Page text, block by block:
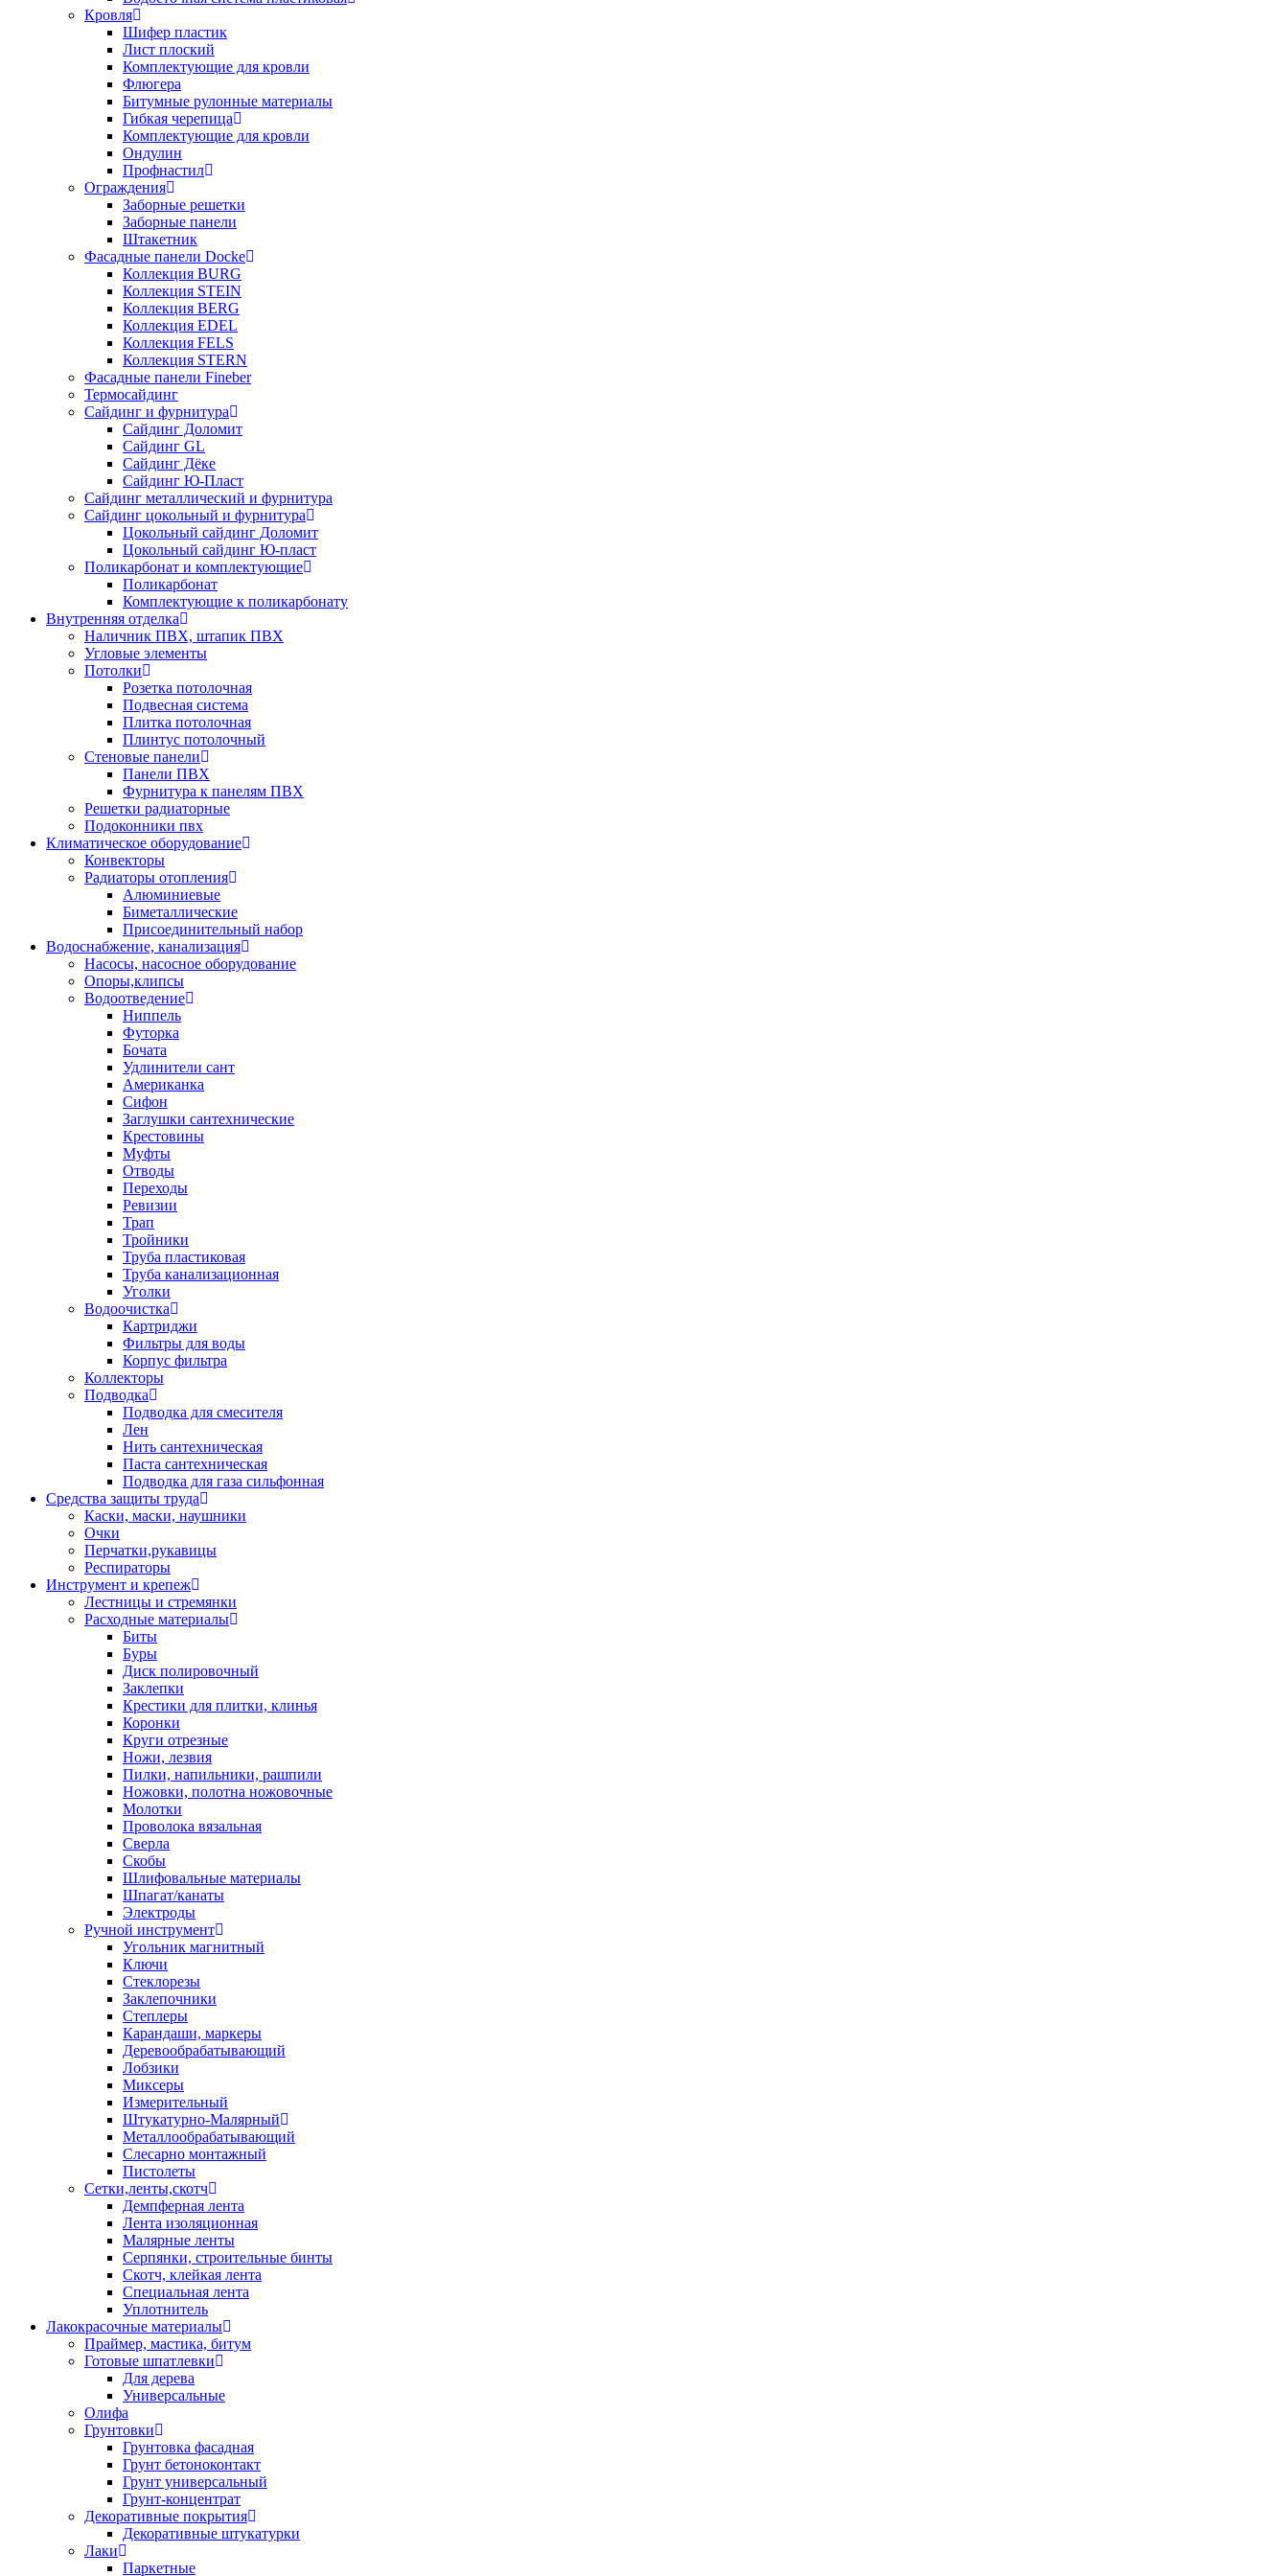
Кровля
Шифер пластик
Лист плоский
Комплектующие для кровли
Флюгера
Битумные рулонные материалы
Гибкая черепица
Комплектующие для кровли
Ондулин
Профнастил
Ограждения
Заборные решетки
Заборные панели
Штакетник
Фасадные панели Docke
Коллекция BURG
Коллекция STEIN
Коллекция BERG
Коллекция EDEL
Коллекция FELS
Коллекция STERN
Фасадные панели Fineber
Термосайдинг
Сайдинг и фурнитура
Сайдинг Доломит
Сайдинг GL
Сайдинг Дёке
Сайдинг Ю-Пласт
Сайдинг металлический и фурнитура
Сайдинг цокольный и фурнитура
Цокольный сайдинг Доломит
Цокольный сайдинг Ю-пласт
Поликарбонат и комплектующие
Поликарбонат
Комплектующие к поликарбонату
Внутренняя отделка
Наличник ПВХ, штапик ПВХ
Угловые элементы
Потолки
Розетка потолочная
Подвесная система
Плитка потолочная
Плинтус потолочный
Стеновые панели
Панели ПВХ
Фурнитура к панелям ПВХ
Решетки радиаторные
Подоконники пвх
Климатическое оборудование
Конвекторы
Радиаторы отопления
Алюминиевые
Биметаллические
Присоединительный набор
Водоснабжение, канализация
Насосы, насосное оборудование
Опоры,клипсы
Водоотведение
Ниппель
Футорка
Бочата
Удлинители сант
Американка
Сифон
Заглушки сантехнические
Крестовины
Муфты
Отводы
Переходы
Ревизии
Трап
Тройники
Труба пластиковая
Труба канализационная
Уголки
Водоочистка
Картриджи
Фильтры для воды
Корпус фильтра
Коллекторы
Подводка
Подводка для смесителя
Лен
Нить сантехническая
Паста сантехническая
Подводка для газа сильфонная
Средства защиты труда
Каски, маски, наушники
Очки
Перчатки,рукавицы
Респираторы
Инструмент и крепеж
Лестницы и стремянки
Расходные материалы
Биты
Буры
Диск полировочный
Заклепки
Крестики для плитки, клинья
Коронки
Круги отрезные
Ножи, лезвия
Пилки, напильники, рашпили
Ножовки, полотна ножовочные
Молотки
Проволока вязальная
Сверла
Скобы
Шлифовальные материалы
Шпагат/канаты
Электроды
Ручной инструмент
Угольник магнитный
Ключи
Стеклорезы
Заклепочники
Степлеры
Карандаши, маркеры
Деревообрабатывающий
Лобзики
Миксеры
Измерительный
Штукатурно-Малярный
Металлообрабатывающий
Слесарно монтажный
Пистолеты
Сетки,ленты,скотч
Демпферная лента
Лента изоляционная
Малярные ленты
Серпянки, строительные бинты
Скотч, клейкая лента
Специальная лента
Уплотнитель
Лакокрасочные материалы
Праймер, мастика, битум
Готовые шпатлевки
Для дерева
Универсальные
Олифа
Грунтовки
Грунтовка фасадная
Грунт бетоноконтакт
Грунт универсальный
Грунт-концентрат
Декоративные покрытия
Декоративные штукатурки
Лаки
Паркетные